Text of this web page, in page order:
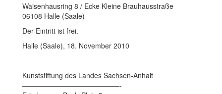
Waisenhausring 8 / Ecke Kleine Brauhausstraße
06108 Halle (Saale)
Der Eintritt ist frei.
Halle (Saale), 18. November 2010
Kunststiftung des Landes Sachsen-Anhalt
——————————————-